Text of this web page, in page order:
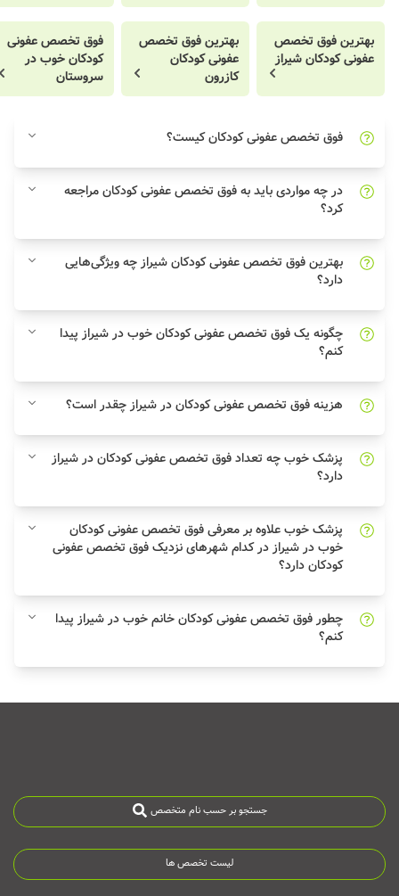
بهترین فوق تخصص
عفونی کودکان شیراز
بهترین فوق تخصص
عفونی کودکان
کازرون
فوق تخصص عفونی
کودکان خوب در
سروستان
فوق تخصص عفونی کودکان کیست؟
در چه مواردی باید به فوق تخصص عفونی کودکان مراجعه
کرد؟
بهترین فوق تخصص عفونی کودکان شیراز چه ویژگی‌هایی
دارد؟
چگونه یک فوق تخصص عفونی کودکان خوب در شیراز پیدا
کنم؟
هزینه فوق تخصص عفونی کودکان در شیراز چقدر است؟
پزشک خوب چه تعداد فوق تخصص عفونی کودکان در شیراز
دارد؟
پزشک خوب علاوه بر معرفی فوق تخصص عفونی کودکان
خوب در شیراز در کدام شهرهای نزدیک فوق تخصص عفونی
کودکان دارد؟
چطور فوق تخصص عفونی کودکان خانم خوب در شیراز پیدا
کنم؟
جستجو بر حسب نام متخصص
لیست تخصص ها